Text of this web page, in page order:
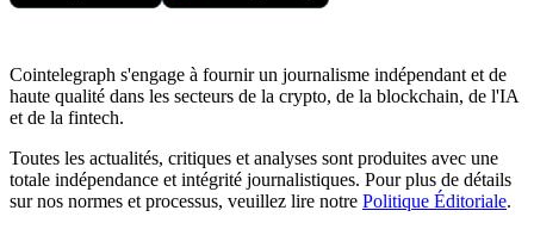
Cointelegraph s'engage à fournir un journalisme indépendant et de
haute qualité dans les secteurs de la crypto, de la blockchain, de l'IA
et de la fintech.
Toutes les actualités, critiques et analyses sont produites avec une
totale indépendance et intégrité journalistiques. Pour plus de détails
sur nos normes et processus, veuillez lire notre Politique Éditoriale.